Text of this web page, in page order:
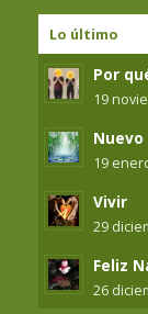
Lo último
Por
19
19
Vivir
29
Feliz
26